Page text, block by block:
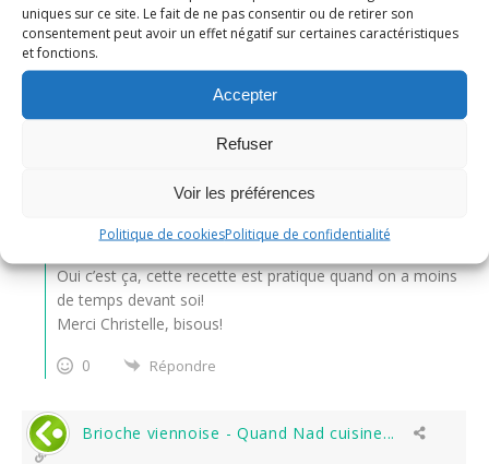
uniques sur ce site. Le fait de ne pas consentir ou de retirer son
consentement peut avoir un effet négatif sur certaines caractéristiques
et fonctions.
Accepter
Refuser
Voir les préférences
Politique de cookiesPolitique de confidentialité
Coucou Nad,
Ta brioche m’a l’air troooooop bonne !! En plus la 2ème
levée est plutôt rapide…on peut se régaler plus vite
Bises et belle semaine à toi Nad !
Administrateur
Répondre àChristelle il y a 5 années
Oui c’est ça, cette recette est pratique quand on a moins
de temps devant soi!
Merci Christelle, bisous!
0
Répondre
Brioche viennoise - Quand Nad cuisine...